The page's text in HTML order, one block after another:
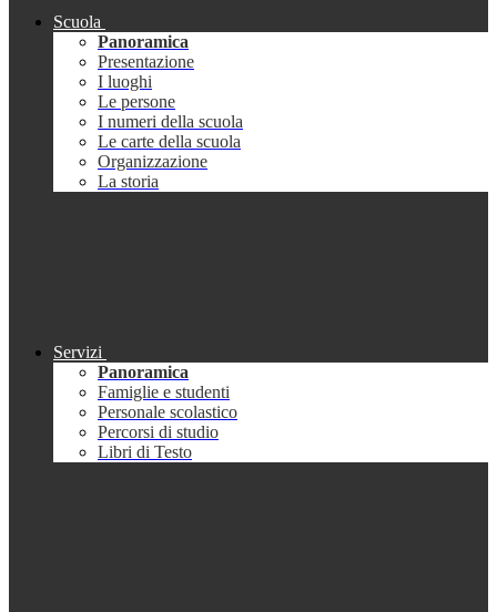
Scuola
Panoramica
Presentazione
I luoghi
Le persone
I numeri della scuola
Le carte della scuola
Organizzazione
La storia
Servizi
Panoramica
Famiglie e studenti
Personale scolastico
Percorsi di studio
Libri di Testo